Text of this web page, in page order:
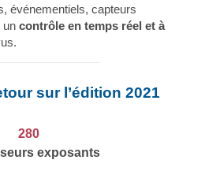
événementiels, capteurs
uncontrôle en temps réel et à
sur l’édition 2021
280
exposants